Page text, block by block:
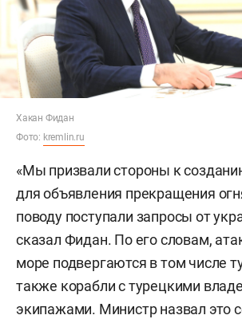
Хакан Фидан
Фото: kremlin.ru
«Мы призвали стороны к
для объявления прекращения
поводу поступали запросы от
сказал Фидан. По его словам,
море подвергаются в том числе
также корабли с турецкими
экипажами. Министр назвал это